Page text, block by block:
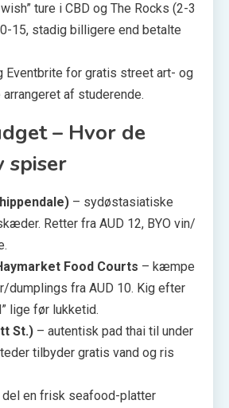
ture i CBD og The Rocks (2-3
15, stadig billigere end betalte
Eventbrite for gratis street art- og
af studerende.
– Hvor de
spiser
– sydøstasiatiske
Retter fra AUD 12, BYO vin/
Food Courts – kæmpe
dumplings fra AUD 10. Kig efter
lige før lukketid.
St.) – autentisk pad thai til under
tilbyder gratis vand og ris
del en frisk seafood-platter